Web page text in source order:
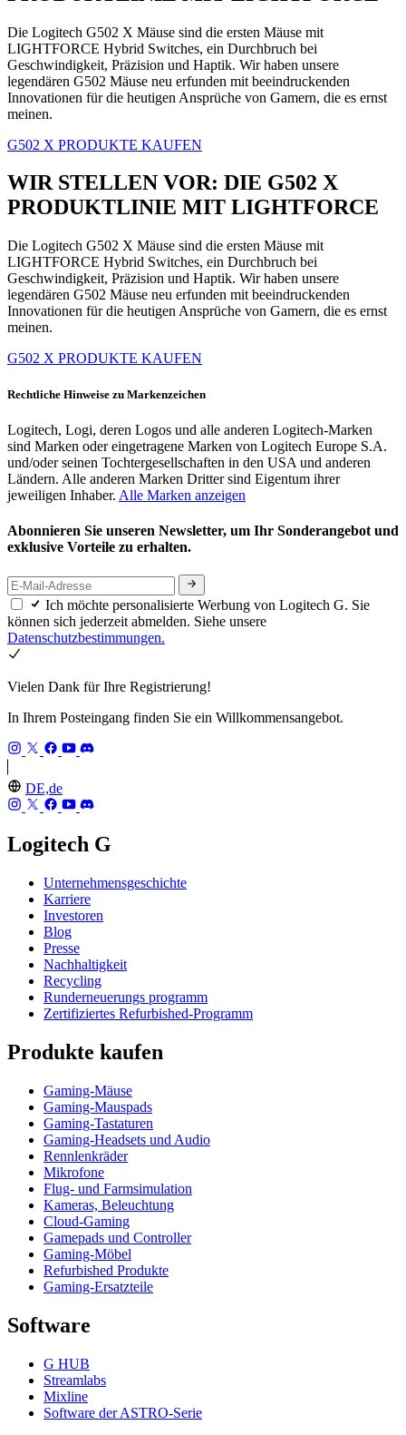
Die Logitech G502 X Mäuse sind die ersten Mäuse mit
LIGHTFORCE Hybrid Switches, ein Durchbruch bei
Geschwindigkeit, Präzision und Haptik. Wir haben unsere
legendären G502 Mäuse neu erfunden mit beeindruckenden
Innovationen für die heutigen Ansprüche von Gamern, die es ernst
meinen.
G502 X PRODUKTE KAUFEN
WIR STELLEN VOR: DIE G502 X
PRODUKTLINIE MIT LIGHTFORCE
Die Logitech G502 X Mäuse sind die ersten Mäuse mit
LIGHTFORCE Hybrid Switches, ein Durchbruch bei
Geschwindigkeit, Präzision und Haptik. Wir haben unsere
legendären G502 Mäuse neu erfunden mit beeindruckenden
Innovationen für die heutigen Ansprüche von Gamern, die es ernst
meinen.
G502 X PRODUKTE KAUFEN
Rechtliche Hinweise zu Markenzeichen
Logitech, Logi, deren Logos und alle anderen Logitech-Marken
sind Marken oder eingetragene Marken von Logitech Europe S.A.
und/oder seinen Tochtergesellschaften in den USA und anderen
Ländern. Alle anderen Marken Dritter sind Eigentum ihrer
jeweiligen Inhaber. Alle Marken anzeigen
Abonnieren Sie unseren Newsletter, um Ihr Sonderangebot und
exklusive Vorteile zu erhalten.
Ich möchte personalisierte Werbung von Logitech G. Sie
können sich jederzeit abmelden. Siehe unsere
Datenschutzbestimmungen.
Vielen Dank für Ihre Registrierung!
In Ihrem Posteingang finden Sie ein Willkommensangebot.
DE,de
Logitech G
Unternehmensgeschichte
Karriere
Investoren
Blog
Presse
Nachhaltigkeit
Recycling
Runderneuerungs programm
Zertifiziertes Refurbished-Programm
Produkte kaufen
Gaming-Mäuse
Gaming-Mauspads
Gaming-Tastaturen
Gaming-Headsets und Audio
Rennlenkräder
Mikrofone
Flug- und Farmsimulation
Kameras, Beleuchtung
Cloud-Gaming
Gamepads und Controller
Gaming-Möbel
Refurbished Produkte
Gaming-Ersatzteile
Software
G HUB
Streamlabs
Mixline
Software der ASTRO-Serie